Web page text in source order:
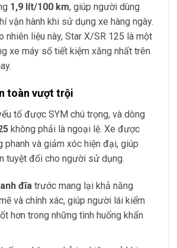
1,9 lít/100 km, giúp người dùng
vận hành khi sử dụng xe hàng ngày.
nhiên liệu này, Star X/SR 125 là một
xe máy số tiết kiệm xăng nhất trên
toàn vượt trội
tố được SYM chú trọng, và dòng
không phải là ngoại lệ. Xe được
phanh và giảm xóc hiện đại, giúp
tuyệt đối cho người sử dụng.
đĩatrước mang lại khả năng
và chính xác, giúp người lái kiểm
hơn trong những tình huống khẩn